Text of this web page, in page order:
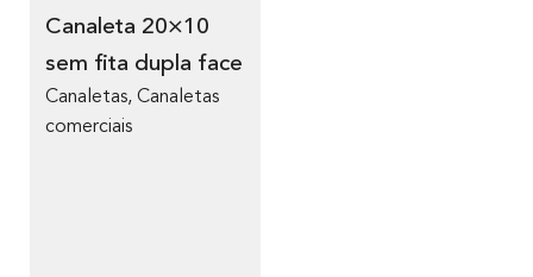
Canaleta 20×10
sem fita dupla face
Canaletas, Canaletas
comerciais